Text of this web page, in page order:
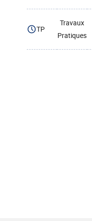
TP
Travaux
Pratiques